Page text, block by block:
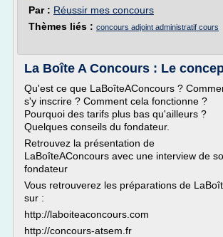
Par : Réussir mes concours
Thèmes liés : concours adjoint administratif cours
La Boîte A Concours : Le
Qu'est ce que LaBoîteAConcours ?
s'y inscrire ? Comment cela fonctionne ?
Pourquoi des tarifs plus bas qu'ailleurs ?
Quelques conseils du fondateur.
Retrouvez la présentation de
LaBoîteAConcours avec une interview de
fondateur
Vous retrouverez les préparations de
sur :
http://laboiteaconcours.com
http://concours-atsem.fr